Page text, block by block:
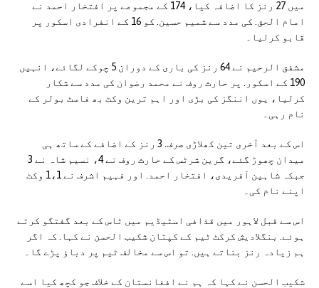
میں 27 رنز کا اضافہ کیا، 174 کے مجموعے پر افتخار احمد نے
امام الحق. کی مدد سے شمیم حسین. کو 16 کے انفرادی اسکور پر
قابو کرلیا۔
مشفق الرحیم نے 64 رنز کی باری کے دوران 5 چوکے لگائے، انہیں
190 کے اسکور. پر حارث روف نے محمد رضوان کی مدد سے شکار
کرلیا، یوں اننگز کی بڑی اور اہم ترین وکٹ بھ فاسٹ بولر کے
نام رہی۔
اس کے بعد آخری تین کھلاڑی صرف. 3 رنز کے اضافے کے ساتھ ہی
میدان چھوڑ گئے، گرین شرٹس کے حارث روف نے 4، نسیم شاہ نے 3
جبکہ شاہین آفریدی، افتخار احمد. اور فہیم اشرف نے 1،1 وکٹ
اپنے نام کی۔
اس سے قبل لاہور میں قذافی اسٹیڈیم میں ٹاس کے بعد گفتگو کرتے
ہوئے. بنگلادیش کرکٹ ٹیم کے کپتان شکیب الحسن نے کہا. کہ اگر
ہم زیادہ رنز بناتے ہیں. تو اس سے مخالف ٹیم پر دباؤ پڑے گا۔
شکیب الحسن نے کہا کہ ہم نے افغانستان کے خلاف جو کچھ کیا اسے